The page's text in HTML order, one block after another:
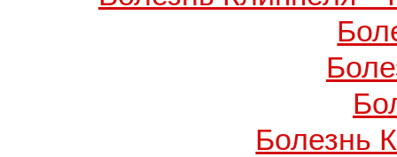
Болезнь